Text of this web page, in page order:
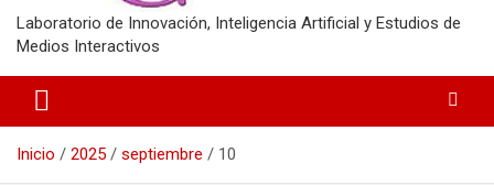
Laboratorio de Innovación, Inteligencia Artificial y Estudios de
Medios Interactivos
Inicio 2025 septiembre 10